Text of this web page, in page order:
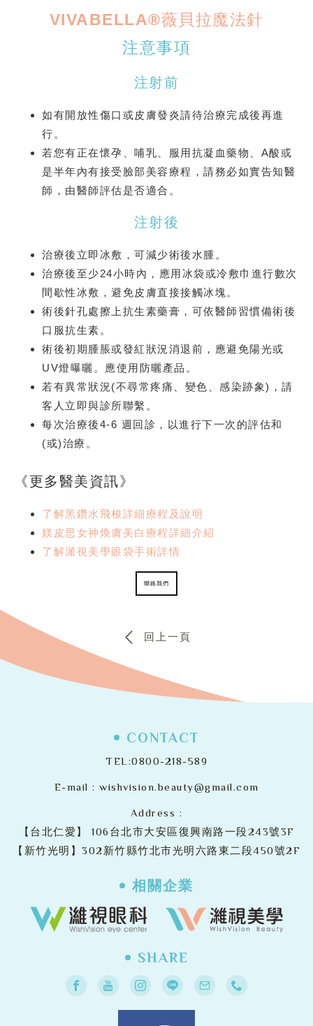
VIVABELLA®薇貝拉魔法針
注意事項
注射前
如有開放性傷口或皮膚發炎請待治療完成後再進
行。
若您有正在懷孕、哺乳、服用抗凝血藥物、A酸或
是半年內有接受臉部美容療程，請務必如實告知醫
師，由醫師評估是否適合。
注射後
治療後⽴即冰敷，可減少術後⽔腫。
治療後⾄少24⼩時內，應⽤冰袋或冷敷⼱進⾏數次
間歇性冰敷，避免⽪膚直接接觸冰塊。
術後針孔處擦上抗⽣素藥膏，可依醫師習慣備術後
⼝服抗⽣素。
術後初期腫脹或發紅狀況消退前，應避免陽光或
UV燈曝曬。應使⽤防曬產品。
若有異常狀況(不尋常疼痛、變⾊、感染跡象)，請
客⼈⽴即與診所聯繫。
每次治療後4-6 週回診，以進⾏下⼀次的評估和
(或)治療。
《更多醫美資訊》
了解黑鑽水飛梭詳細療程及說明
媄皮思女神煥膚美白療程詳細介紹
了解濰視美學眼袋手術詳情
聯絡我們
回上一頁
CONTACT
TEL:0800-218-589
E-mail : wishvision.beauty@gmail.com
Address :
【台北仁愛】 106台北市大安區復興南路一段243號3F
【新竹光明】302新竹縣竹北市光明六路東二段450號2F
相關企業
SHARE